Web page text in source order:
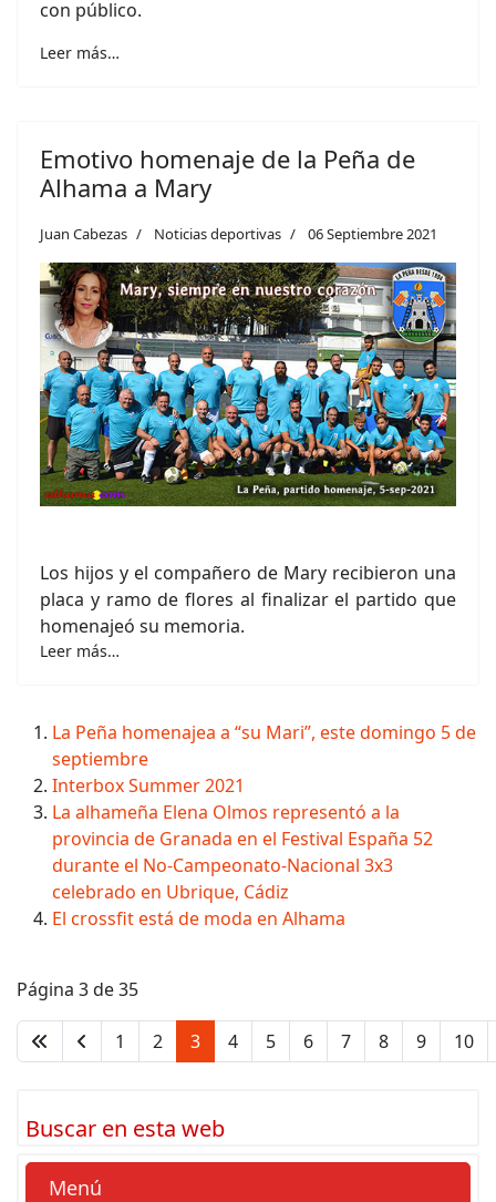
con público.
Leer más…
Emotivo homenaje de la Peña de
Alhama a Mary
Juan Cabezas Noticias deportivas 06 Septiembre 2021
Los hijos y el compañero de Mary recibieron una
placa y ramo de flores al finalizar el partido que
homenajeó su memoria.
Leer más…
La Peña homenajea a “su Mari”, este domingo 5 de
septiembre
Interbox Summer 2021
La alhameña Elena Olmos representó a la
provincia de Granada en el Festival España 52
durante el No-Campeonato-Nacional 3x3
celebrado en Ubrique, Cádiz
El crossfit está de moda en Alhama
Página 3 de 35
1 2 3 4 5 6 7 8 9 10
Buscar en esta web
Menú